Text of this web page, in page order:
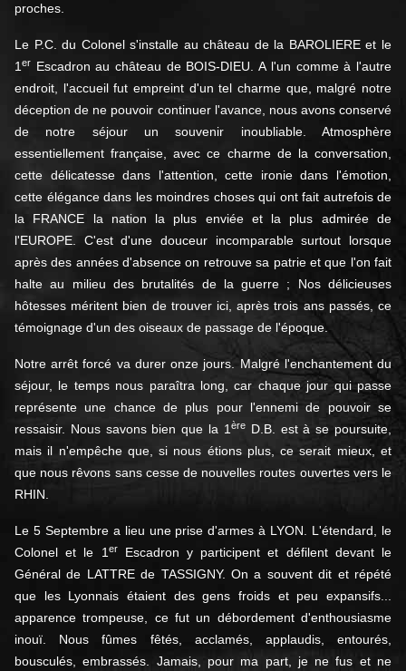
proches.
Le P.C. du Colonel s'installe au château de la BAROLIERE et le
1 er Escadron au château de BOIS-DIEU. A l'un comme à l'autre
endroit, l'accueil fut empreint d'un tel charme que, malgré notre
déception de ne pouvoir continuer l'avance, nous avons conservé
de notre séjour un souvenir inoubliable. Atmosphère
essentiellement française, avec ce charme de la conversation,
cette délicatesse dans l'attention, cette ironie dans l'émotion,
cette élégance dans les moindres choses qui ont fait autrefois de
la FRANCE la nation la plus enviée et la plus admirée de
l'EUROPE. C'est d'une douceur incomparable surtout lorsque
après des années d'absence on retrouve sa patrie et que l'on fait
halte au milieu des brutalités de la guerre ; Nos délicieuses
hôtesses méritent bien de trouver ici, après trois ans passés, ce
témoignage d'un des oiseaux de passage de l'époque.
Notre arrêt forcé va durer onze jours. Malgré l'enchantement du
séjour, le temps nous paraîtra long, car chaque jour qui passe
représente une chance de plus pour l'ennemi de pouvoir se
ressaisir. Nous savons bien que la 1 èreD.B. est à se poursuite,
mais il n'empêche que, si nous étions plus, ce serait mieux, et
que nous rêvons sans cesse de nouvelles routes ouvertes vers le
RHIN.
Le 5 Septembre a lieu une prise d'armes à LYON. L'étendard, le
Colonel et le 1 erEscadron y participent et défilent devant le
Général de LATTRE de TASSIGNY. On a souvent dit et répété
que les Lyonnais étaient des gens froids et peu expansifs...
apparence trompeuse, ce fut un débordement d'enthousiasme
inouï. Nous fûmes fêtés, acclamés, applaudis, entourés,
bousculés, embrassés. Jamais, pour ma part, je ne fus et ne